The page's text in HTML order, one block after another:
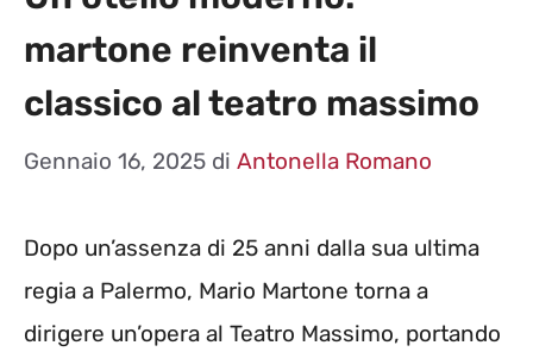
martone reinventa il
classico al teatro massimo
Gennaio 16, 2025 di Antonella Romano
Dopo un’assenza di 25 anni dalla sua ultima
regia a Palermo, Mario Martone torna a
dirigere un’opera al Teatro Massimo, portando